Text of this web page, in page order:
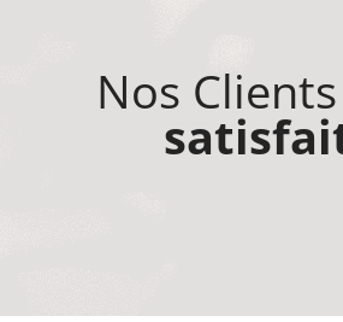
Nos